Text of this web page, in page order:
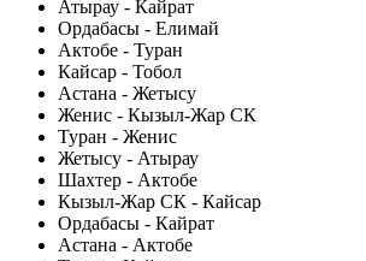
Атырау - Кайрат
Ордабасы - Елимай
Актобе - Туран
Кайсар - Тобол
Астана - Жетысу
Женис - Кызыл-Жар СК
Туран - Женис
Жетысу - Атырау
Шахтер - Актобе
Кызыл-Жар СК - Кайсар
Ордабасы - Кайрат
Астана - Актобе